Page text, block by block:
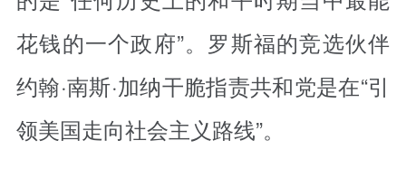
花钱的一个政府”。罗斯福的竞选伙伴
约翰·南斯·加纳干脆指责共和党是在“引
领美国走向社会主义路线”。